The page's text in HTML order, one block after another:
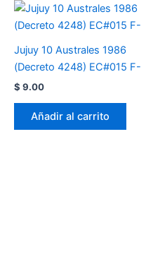
Jujuy 10 Australes 1986
(Decreto 4248) EC#015 F-
$ 9.00
Añadir al carrito